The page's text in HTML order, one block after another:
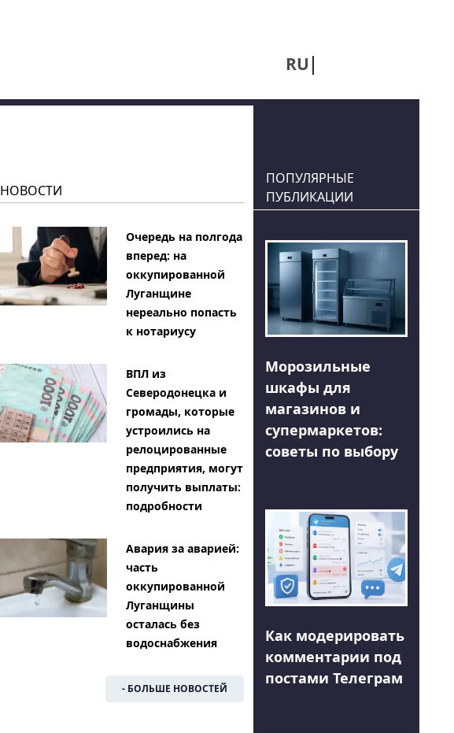
RU
НОВОСТИ
Очередь на полгода
вперед: на
оккупированной
Луганщине
нереально попасть
к нотариусу
ВПЛ из
Северодонецка и
громады, которые
устроились на
релоцированные
предприятия, могут
получить выплаты:
подробности
Авария за аварией:
часть
оккупированной
Луганщины
осталась без
водоснабжения
- БОЛЬШЕ НОВОСТЕЙ
ПОПУЛЯРНЫЕ
ПУБЛИКАЦИИ
Морозильные
шкафы для
магазинов и
супермаркетов:
советы по выбору
Как модерировать
комментарии под
постами Телеграм